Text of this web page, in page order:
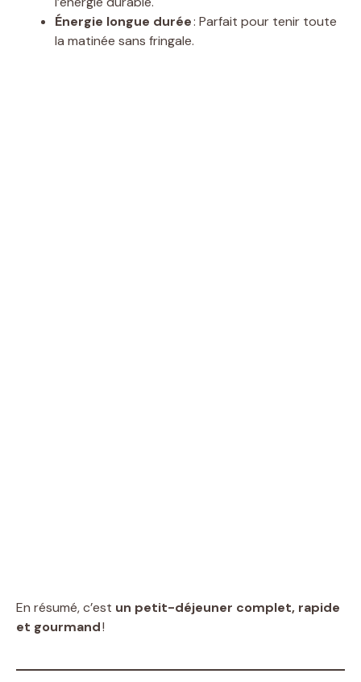
Énergie longue durée: Parfait pour tenir toute
la matinée sans fringale.
En résumé, c’est un petit-déjeuner complet, rapide
et gourmand!